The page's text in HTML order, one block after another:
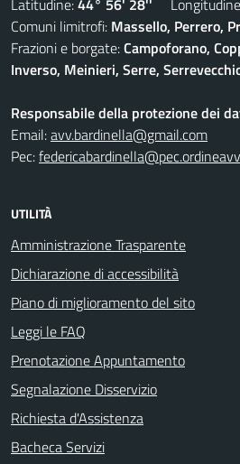
Latitudine:44° 56' 28''
Comuni limitrofi: Massello, Perrero,
Frazioni e borgate:Campoforano,
Inverso, Meinieri, Serre,
Responsabile della protezione dei
Email:avv.bardinella@gmail.com
Pec:
UTILITÀ
Amministrazione Trasparente
Dichiarazione di accessibilità
Piano di miglioramento del sito
Leggi le FAQ
Prenotazione Appuntamento
Segnalazione Disservizio
Richiesta d'Assistenza
Bacheca Servizi